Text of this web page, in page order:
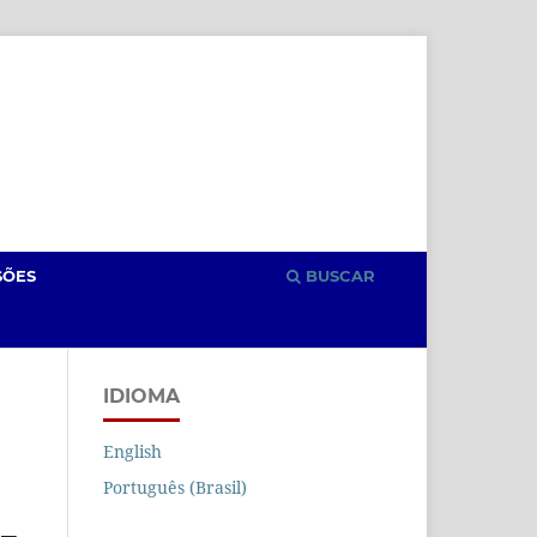
BUSCAR
IDIOMA
English
Português (Brasil)